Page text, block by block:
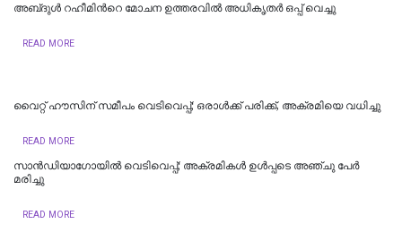
അബ്‌ദുൾ റഹീമിന്‍റെ മോചന ഉത്തരവിൽ അധികൃതര്‍ ഒപ്പ് വെച്ചു
READ MORE
വൈറ്റ് ഹൗസിന് സമീപം വെടിവെപ്പ്; ഒരാൾക്ക് പരിക്ക്, അക്രമിയെ വധിച്ചു
READ MORE
സാന്‍ഡിയാഗോയില്‍ വെടിവെപ്പ്; അക്രമികള്‍ ഉള്‍പ്പടെ അഞ്ചു പേര്‍
മരിച്ചു
READ MORE